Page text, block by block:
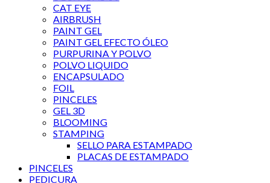
CAT EYE
AIRBRUSH
PAINT GEL
PAINT GEL EFECTO ÓLEO
PURPURINA Y POLVO
POLVO LIQUIDO
ENCAPSULADO
FOIL
PINCELES
GEL 3D
BLOOMING
STAMPING
SELLO PARA ESTAMPADO
PLACAS DE ESTAMPADO
PINCELES
PEDICURA